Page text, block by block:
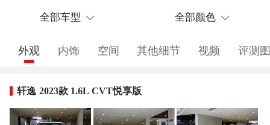
全部车型 全部颜色
外观 内饰 空间 其他细节 视频 评测
轩逸 2023款 1.6L CVT悦享版